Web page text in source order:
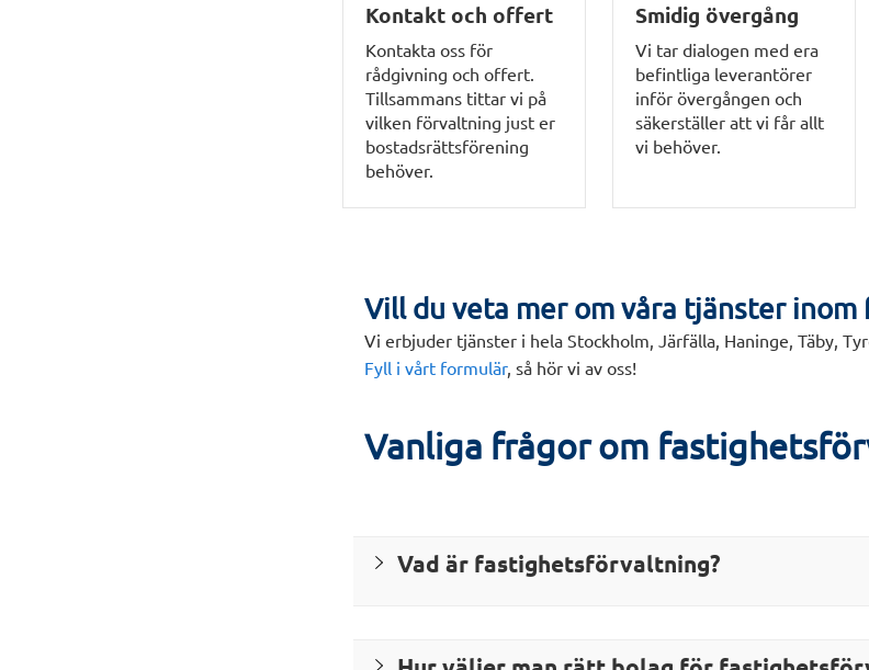
Kontakt och offert
Kontakta oss för
rådgivning och offert.
Tillsammans tittar vi på
vilken förvaltning just er
bostadsrättsförening
behöver.
Smidig övergång
Vi tar dialogen med era
befintliga leverantörer
inför övergången och
säkerställer att vi får allt
vi behöver.
Vill du veta mer om våra tjänster
Vi erbjuder tjänster i hela Stockholm, Järfälla, Haninge, Täby,
Fyll i vårt formulär, så hör vi av oss!
Vanliga frågor om
Vad är fastighetsförvaltning?